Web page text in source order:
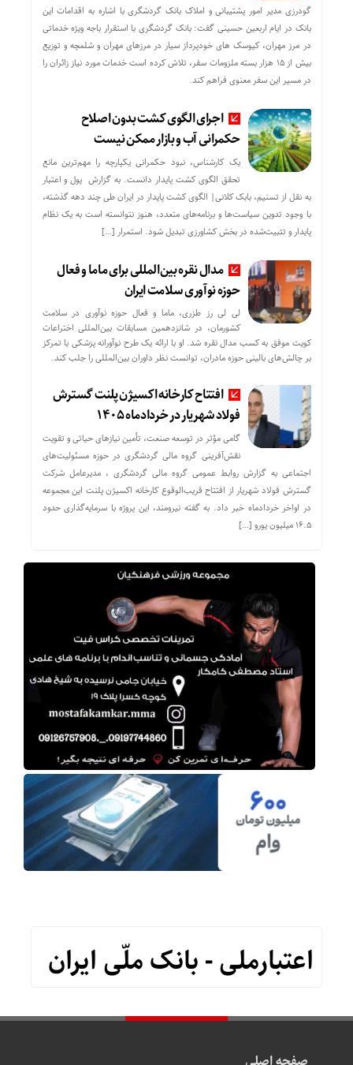
گودرزی مدیر امور پشتیبانی و املاک بانک گردشگری با اشاره به اقدامات این
بانک در ایام اربعین حسینی گفت: بانک گردشگری با استقرار باجه ویژه خدماتی
در مرز مهران، کیوسک های خودپرداز سیار در مرزهای مهران و شلمچه و توزیع
بیش از ۱۵ هزار بسته ملزومات سفر، تلاش کرده است خدمات مورد نیاز زائران را
در مسیر این سفر معنوی فراهم کند.
اجرای الگوی کشت بدون اصلاح
حکمرانی آب و بازار ممکن نیست
یک کارشناس، نبود حکمرانی یکپارچه را مهم‌ترین مانع
تحقق الگوی کشت پایدار دانست. به گزارش پول و اعتبار
به نقل از تسنیم، بابک کلانی| الگوی کشت پایدار در ایران طی چند دهه گذشته،
با وجود تدوین سیاست‌ها و برنامه‌های متعدد، هنوز نتوانسته است به یک نظام
پایدار و تثبیت‌شده در بخش کشاورزی تبدیل شود. استمرار […]
مدال نقره بین‌المللی برای ماما و فعال
حوزه نوآوری سلامت ایران
لی لی رز طزری، ماما و فعال حوزه نوآوری در سلامت
کشورمان، در شانزدهمین مسابقات بین‌المللی اختراعات
کویت موفق به کسب مدال نقره شد. او با ارائه یک طرح نوآورانه پزشکی با تمرکز
بر چالش‌های بالینی حوزه مادران، توانست نظر داوران بین‌المللی را جلب کند.
افتتاح کارخانه اکسیژن پلنت گسترش
فولاد شهریار در خردادماه ۱۴۰۵
گامی مؤثر در توسعه صنعت، تأمین نیازهای حیاتی و تقویت
نقش‌آفرینی گروه مالی گردشگری در حوزه مسئولیت‌های
اجتماعی به گزارش روابط عمومی گروه مالی گردشگری ، مدیرعامل شرکت
گسترش فولاد شهریار از افتتاح قریب‌الوقوع کارخانه اکسیژن پلنت این مجموعه
در اواخر خردادماه خبر داد. به گفته نیرومند، این پروژه با سرمایه‌گذاری حدود
۱۶.۵ میلیون یورو […]
اعتبارملی - بانک ملّی ایران